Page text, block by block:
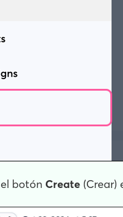
el botón Create (Crear)